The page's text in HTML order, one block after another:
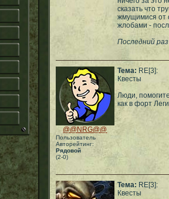
сказать что
жмущимися от
жлобами -
Последний
@@NRG@@
Пользователь
Авторейтинг:
Рядовой
(2-0)
Тема: RE[3]:
Квесты
Люди,
как в форт
Тема: RE[3]:
Квесты